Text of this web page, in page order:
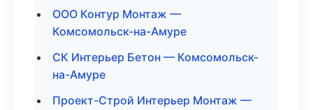
ООО Контур Монтаж —
Комсомольск-на-Амуре
СК Интерьер Бетон — Комсомольск-
на-Амуре
Проект-Строй Интерьер Монтаж —